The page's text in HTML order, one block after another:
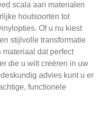
scala aan materialen
houtsoorten tot
Of u nu kiest
stijlvolle transformatie
dat perfect
die u wilt creëren in uw
advies kunt u er
functionele